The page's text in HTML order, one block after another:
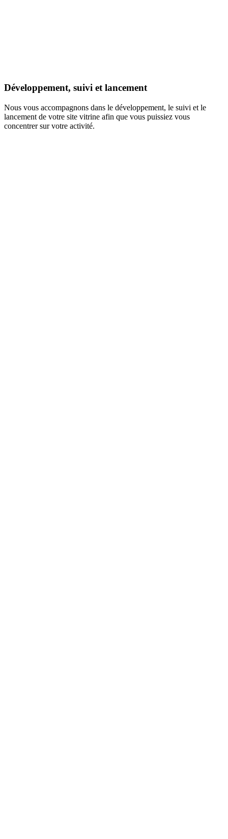
Développement, suivi et lancement
Nous vous accompagnons dans le développement, le suivi et le
lancement de votre site vitrine afin que vous puissiez vous
concentrer sur votre activité.